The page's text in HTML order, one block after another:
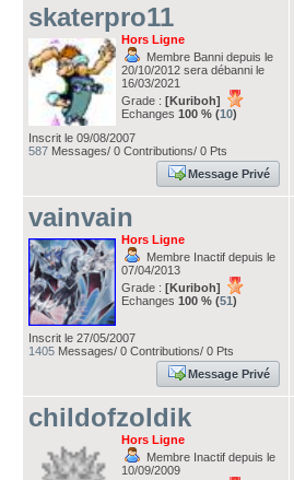
skaterpro11
Hors Ligne
Membre Banni depuis le
20/10/2012 sera débanni le
16/03/2021
Grade : [Kuriboh]
Echanges 100 % (10)
Inscrit le 09/08/2007
587 Messages/ 0 Contributions/ 0 Pts
Message Privé
vainvain
Hors Ligne
Membre Inactif depuis le
07/04/2013
Grade : [Kuriboh]
Echanges 100 % (51)
Inscrit le 27/05/2007
1405 Messages/ 0 Contributions/ 0 Pts
Message Privé
childofzoldik
Hors Ligne
Membre Inactif depuis le
10/09/2009